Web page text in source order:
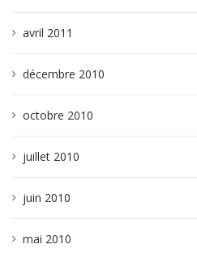
avril 2011
décembre 2010
octobre 2010
juillet 2010
juin 2010
mai 2010